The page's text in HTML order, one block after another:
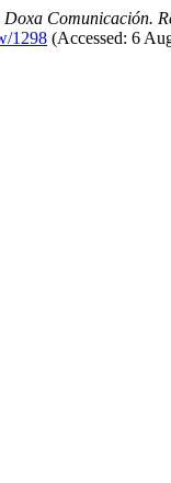
Doxa Comunicación.
1298 (Accessed: 6